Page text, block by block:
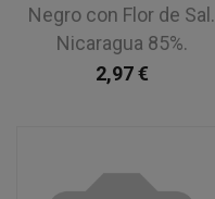
Negro con Flor de Sal.
Nicaragua 85%.
2,97€